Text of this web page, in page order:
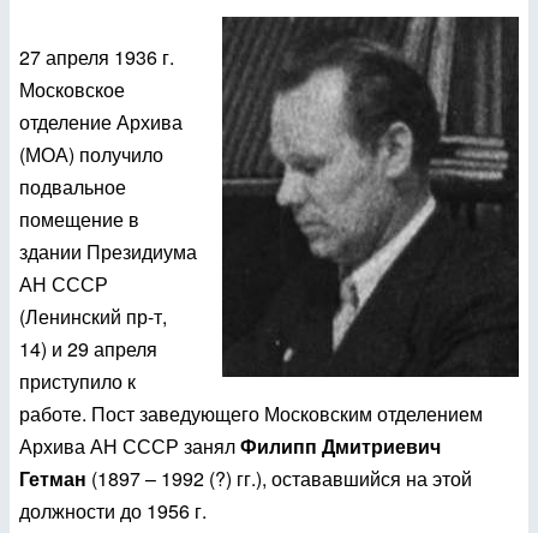
27 апреля 1936 г.
Московское
отделение Архива
(МОА) получило
подвальное
помещение в
здании Президиума
АН СССР
(Ленинский пр-т,
14) и 29 апреля
приступило к
работе. Пост заведующего Московским отделением
Архива АН СССР занялФилипп Дмитриевич
Гетман (1897 – 1992 (?) гг.), остававшийся на этой
должности до 1956 г.